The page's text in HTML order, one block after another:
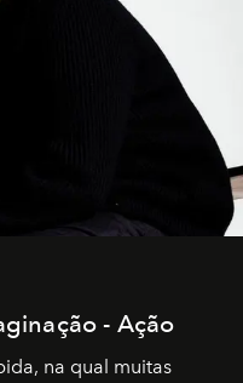
- Ação
na qual muitas